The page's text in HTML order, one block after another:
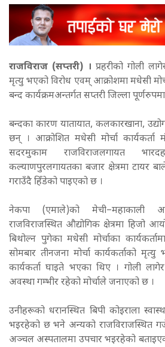
राजविराज (सप्तरी) । प्रहरीको गोली
मृत्यु भएको विरोध एवम् आक्रोशमा मधेसी
बन्द कार्यक्रमअन्तर्गत सप्तरी जिल्ला
बन्दका कारण यातायात, कलकारखाना,
छन् । आक्रोशित मधेसी मोर्चा कार्यकर्ता
सदरमुकाम राजविराजलगायत
कल्याणपुरलगायतका बजार क्षेत्रमा टायर
गराउँदै हिँडेको पाइएको छ ।
नेकपा (एमाले)को मेची–महाकाली
राजविराजस्थित औद्योगिक क्षेत्रमा हिजो
बिथोल्न पुगेका मधेसी मोर्चाका
सोमबार तीनजना मोर्चा कार्यकर्ताको
कार्यकर्ता घाइते भएका थिए । गोली
अवस्था गम्भीर रहेको मोर्चाले जनाएको छ ।
उनीहरूको धरानस्थित बिपी कोइराला स्वास्थ
भइरहेको छ भने अन्यको राजविराजस्थित
अञ्चल अस्पतालमा उपचार भइरहेको